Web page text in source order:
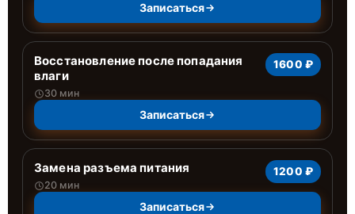
Записаться
Восстановление после попадания
влаги
30 мин
1600 ₽
Записаться
Замена разъема питания
20 мин
1200 ₽
Записаться